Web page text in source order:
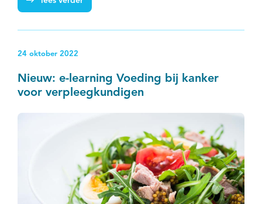
zorg voor volwassenen in de palliatieve fase
betrokken bij de richtlijnen palliatieve zorg, zo ook bij
deze handreiking. Deze is primair bedoeld voor
verpleegkundigen, zorgvrijwilligers en ouders of
24 oktober 2022
Nieuw: e-learning Voeding bij kanker
voor verpleegkundigen